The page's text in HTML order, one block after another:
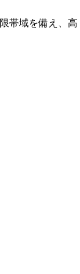
帯域を備え、